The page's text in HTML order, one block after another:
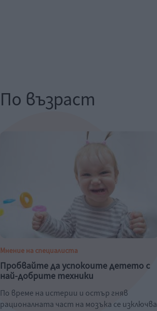
По възраст
Мнение на специалиста
Пробвайте да успокоите детето с
най-добрите техники
По време на истерии и остър гняв
рационалната част на мозъка се изключва